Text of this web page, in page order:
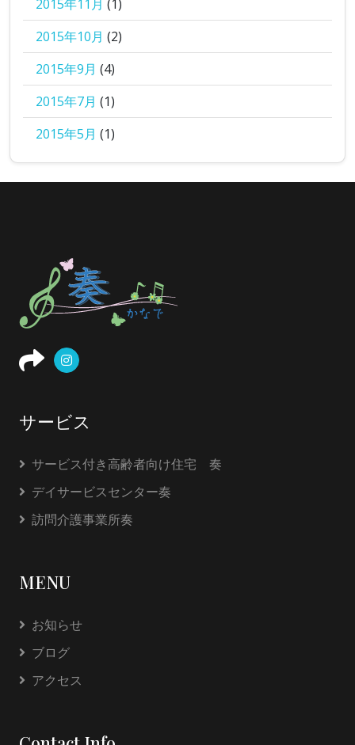
2015年11月 (1)
2015年10月 (2)
2015年9月 (4)
2015年7月 (1)
2015年5月 (1)
サービス
サービス付き高齢者向け住宅 奏
デイサービスセンター奏
訪問介護事業所奏
MENU
お知らせ
ブログ
アクセス